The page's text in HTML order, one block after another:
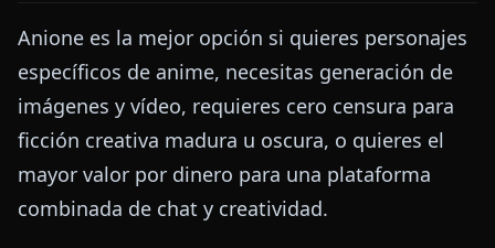
Anione es la mejor opción si quieres personajes
específicos de anime, necesitas generación de
imágenes y vídeo, requieres cero censura para
ficción creativa madura u oscura, o quieres el
mayor valor por dinero para una plataforma
combinada de chat y creatividad.